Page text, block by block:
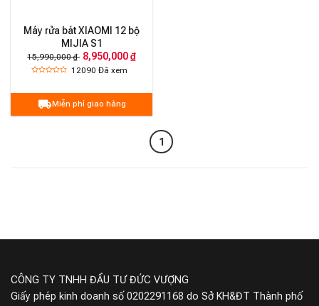
Máy rửa bát XIAOMI 12 bộ
MIJIA S1
15,990,000 ₫ 8,950,000 ₫
12090Đã xem
Miễn phí giao hàng
1
CÔNG TY TNHH ĐẦU TƯ ĐỨC VƯỢNG
Giấy phép kinh doanh số 0202291168 do Sở KH&ĐT Thành phố